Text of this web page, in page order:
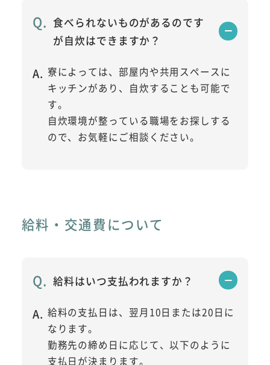
食べられないものがあるのです
が自炊はできますか？
寮によっては、部屋内や共用スペースに
キッチンがあり、自炊することも可能で
す。
自炊環境が整っている職場をお探しする
ので、お気軽にご相談ください。
給料・交通費について
給料はいつ支払われますか？
給料の支払日は、翌月10日または20日に
なります。
勤務先の締め日に応じて、以下のように
支払日が決まります。